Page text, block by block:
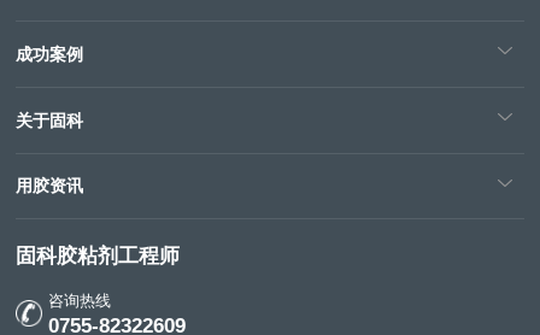
成功案例
关于固科
用胶资讯
固科胶粘剂工程师
咨询热线
0755-82322609